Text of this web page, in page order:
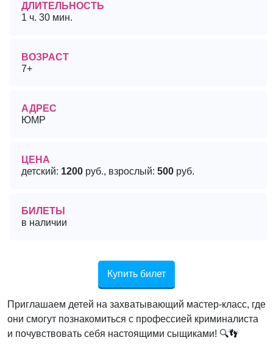
ДЛИТЕЛЬНОСТЬ
1 ч. 30 мин.
ВОЗРАСТ
7+
АДРЕС
ЮМР
ЦЕНА
детский: 1200 руб., взрослый: 500 руб.
БИЛЕТЫ
в наличии
Купить билет
Приглашаем детей на захватывающий мастер-класс, где
они смогут познакомиться с профессией криминалиста
и почувствовать себя настоящими сыщиками! 🔍👣